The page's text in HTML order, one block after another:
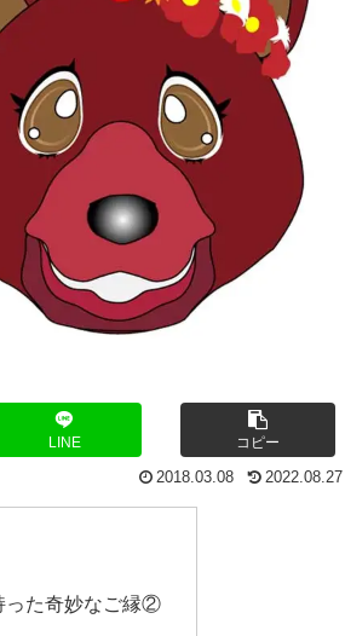
LINE コピー
2018.03.08 2022.08.27
った奇妙なご縁②